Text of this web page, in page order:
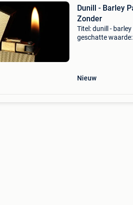
Dunill - Barley
Zonder
Titel: dunill -
geschatte
Nieuw